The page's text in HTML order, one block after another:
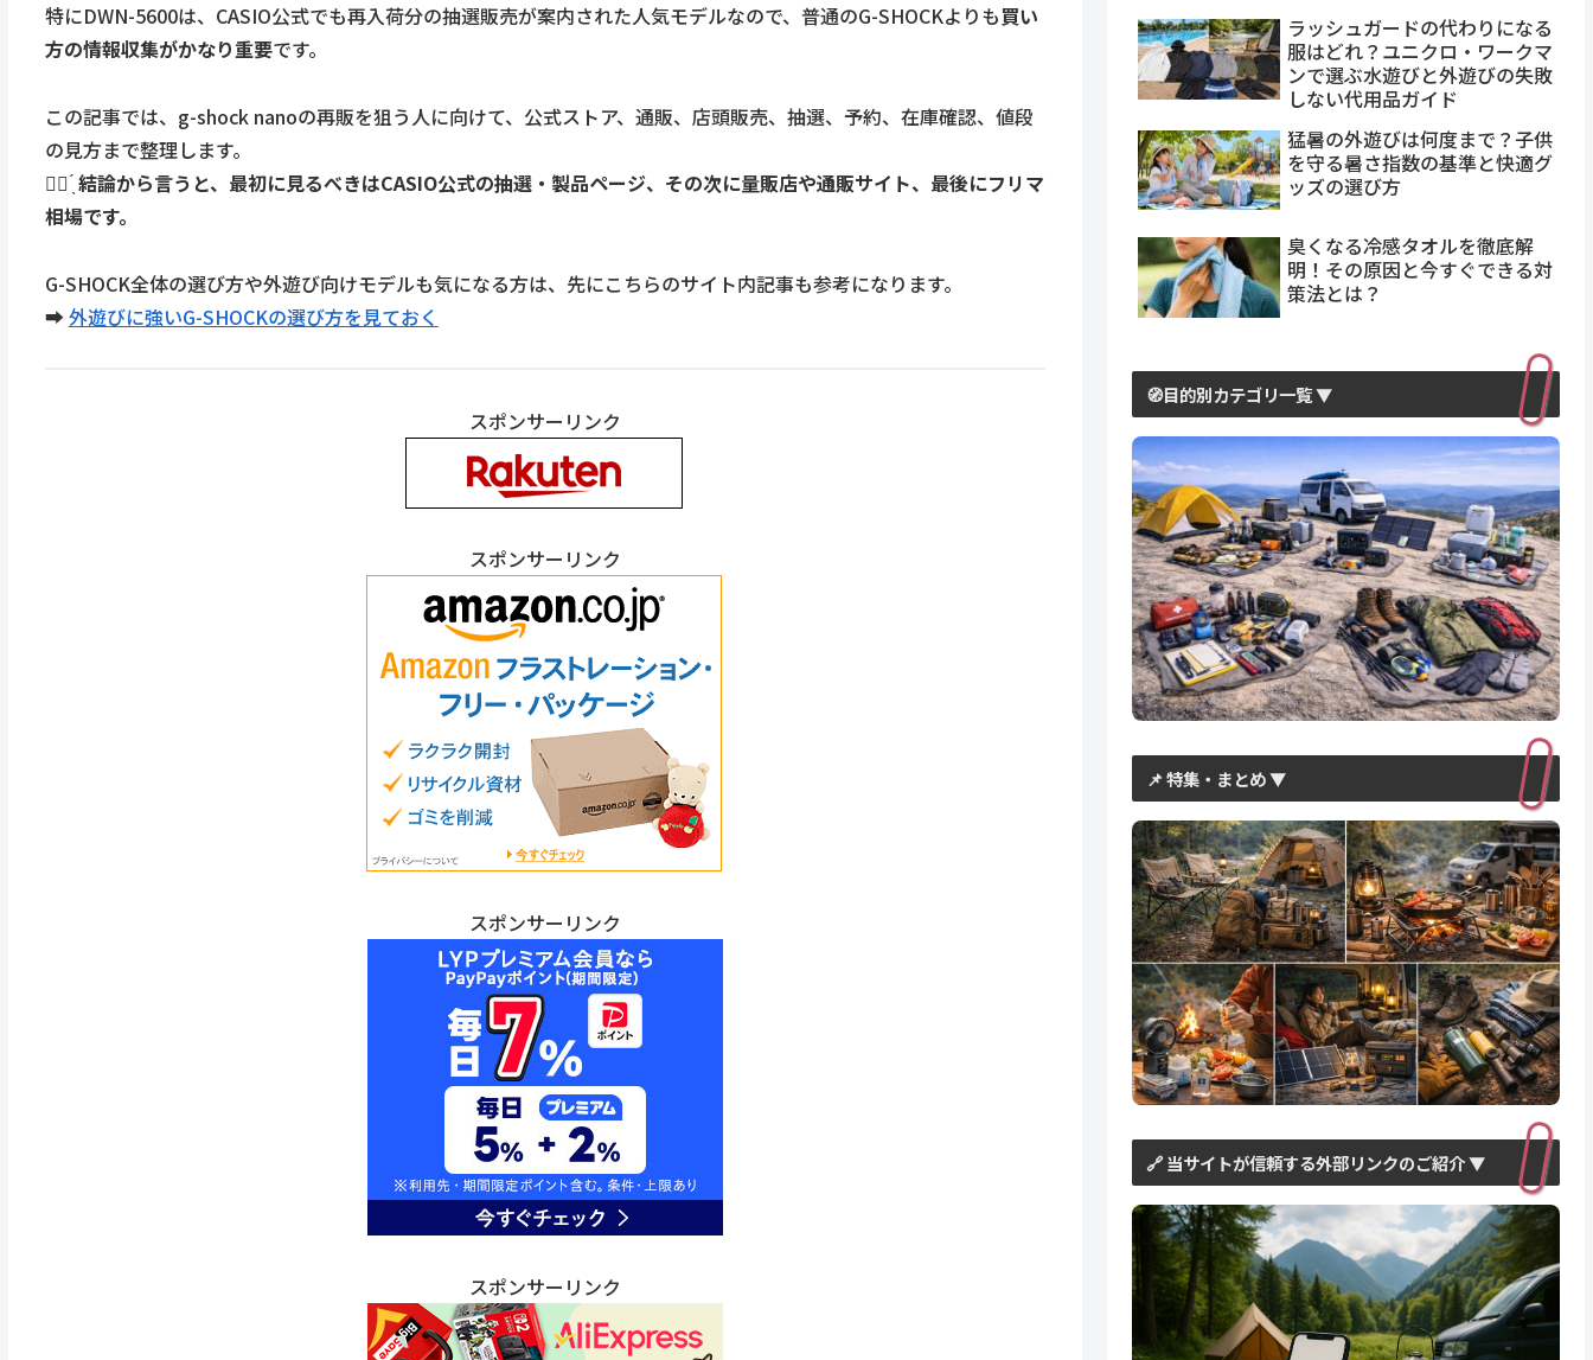
特にDWN-5600は、CASIO公式でも再入荷分の抽選販売が案内された人気モデルなので、普通のG-SHOCKよりも買い
方の情報収集がかなり重要です。
この記事では、g-shock nanoの再販を狙う人に向けて、公式ストア、通販、店頭販売、抽選、予約、在庫確認、値段
の見方まで整理します。
☝🏻 ̖́結論から言うと、最初に見るべきはCASIO公式の抽選・製品ページ、その次に量販店や通販サイト、最後にフリマ
相場です。
G-SHOCK全体の選び方や外遊び向けモデルも気になる方は、先にこちらのサイト内記事も参考になります。
➡️外遊びに強いG-SHOCKの選び方を見ておく
スポンサーリンク
スポンサーリンク
スポンサーリンク
スポンサーリンク
ラッシュガードの代わりになる
服はどれ？ユニクロ・ワークマ
ンで選ぶ水遊びと外遊びの失敗
しない代用品ガイド
猛暑の外遊びは何度まで？子供
を守る暑さ指数の基準と快適グ
ッズの選び方
臭くなる冷感タオルを徹底解
明！その原因と今すぐできる対
策法とは？
🧭目的別カテゴリ一覧 ▼
📌 特集・まとめ ▼
🔗 当サイトが信頼する外部リンクのご紹介 ▼